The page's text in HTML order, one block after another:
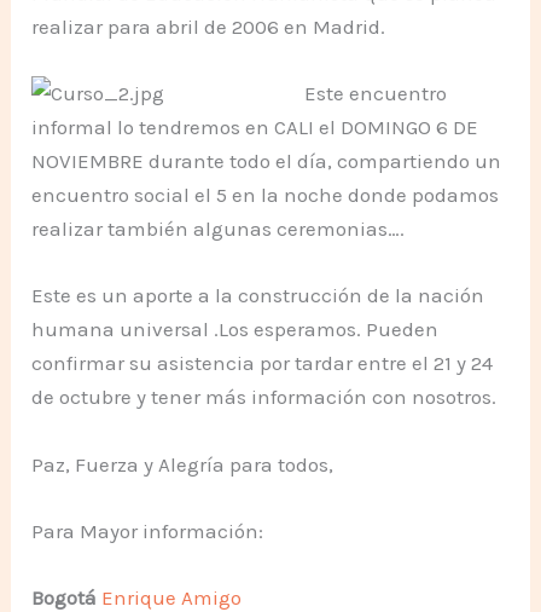
realizar para abril de 2006 en Madrid.
Este encuentro
informal lo tendremos en CALI el DOMINGO 6 DE
NOVIEMBRE durante todo el día, compartiendo un
encuentro social el 5 en la noche donde podamos
realizar también algunas ceremonias….
Este es un aporte a la construcción de la nación
humana universal .Los esperamos. Pueden
confirmar su asistencia por tardar entre el 21 y 24
de octubre y tener más información con nosotros.
Paz, Fuerza y Alegría para todos,
Para Mayor información:
Bogotá Enrique Amigo